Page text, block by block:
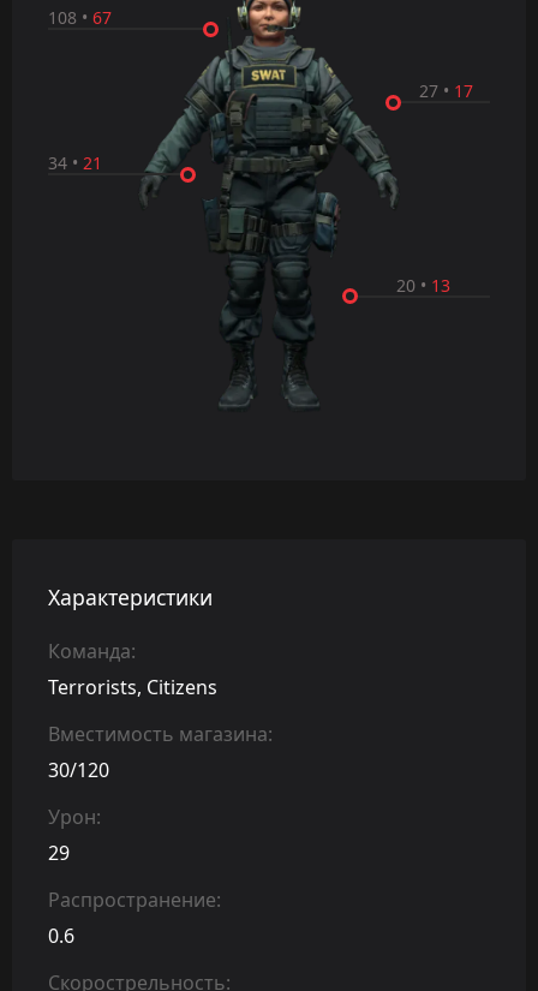
20 • 13
34 • 21
27• 17
108 • 67
Характеристики
Команда:
Terrorists, Citizens
Вместимость магазина:
30/120
Урон:
29
Распространение:
0.6
Скорострельность: